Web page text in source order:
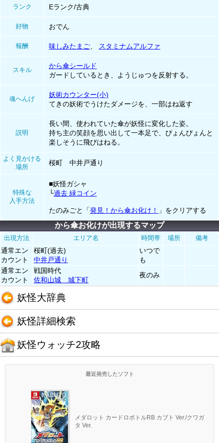
ランク Eランク/古典
好物 おでん
報酬 味しみたまご スタミナムアルファ
スキル
から傘シールド
ガードしているとき、ようじゅつを反射する。
魂へんげ
妖術カウンター(小)
てきの妖術でうけたダメージを、一部はね返す
説明
長い間、使われていた傘が妖怪に変化した姿。
持ち主の笑顔を思い出して一本足で、ぴょんぴょんと
楽しそうに飛びはねる。
よく見かける
場所
桜町 中井戸通り
特殊な
入手方法
■妖怪ガシャ
└過去 緑コイン
たのみごと「発見！から傘お化け！ 」をクリアする
から傘お化けが出現するマップ
出現方法 エリア名 時間帯 場所 備考
通常エン
カウント
桜町(過去)
中井戸通り
いつで
も
通常エン
カウント
戦国時代
佐和山城 城下町
夜のみ
妖怪大辞典
妖怪詳細検索
妖怪ウォッチ2攻略
最近発売したソフト
メダロット カードロボトルRB カブト Ver./クワガ
タ Ver.